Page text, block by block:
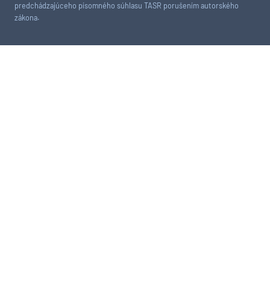
predchádzajúceho písomného súhlasu TASR porušením autorského
zákona.